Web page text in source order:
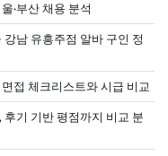
·부산 채용 분석
남 유흥주점 알바 구인 정
접 체크리스트와 시급 비교
기 기반 평점까지 비교 분